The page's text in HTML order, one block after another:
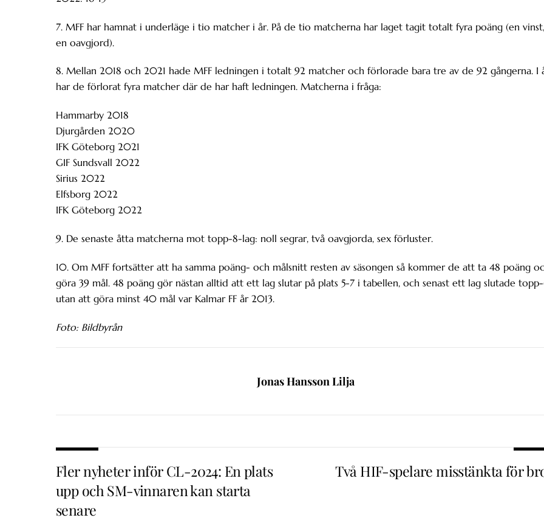
7. MFF har hamnat i underläge i tio matcher i år. På de tio matcherna har laget tagit totalt fyra poäng (en vinst,
en oavgjord).
8. Mellan 2018 och 2021 hade MFF ledningen i totalt 92 matcher och förlorade bara tre av de 92 gångerna. I
har de förlorat fyra matcher där de har haft ledningen. Matcherna i fråga:
Hammarby 2018
Djurgården 2020
IFK Göteborg 2021
GIF Sundsvall 2022
Sirius 2022
Elfsborg 2022
IFK Göteborg 2022
9. De senaste åtta matcherna mot topp-8-lag: noll segrar, två oavgjorda, sex förluster.
10. Om MFF fortsätter att ha samma poäng- och målsnitt resten av säsongen så kommer de att ta 48 poäng
göra 39 mål. 48 poäng gör nästan alltid att ett lag slutar på plats 5-7 i tabellen, och senast ett lag slutade
utan att göra minst 40 mål var Kalmar FF år 2013.
Foto: Bildbyrån
Jonas Hansson Lilja
Fler nyheter inför CL-2024: En plats
upp och SM-vinnaren kan starta
senare
Två HIF-spelare misstänkta för